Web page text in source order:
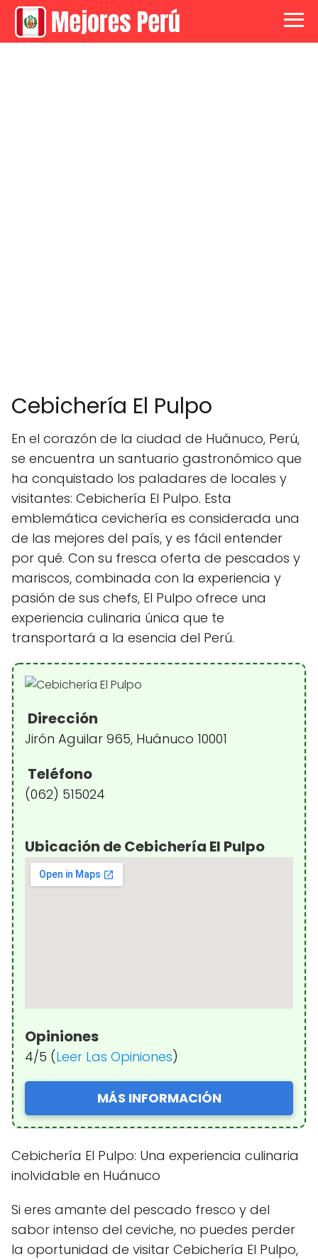
Cebichería El Pulpo
En el corazón de la ciudad de Huánuco, Perú,
se encuentra un santuario gastronómico que
ha conquistado los paladares de locales y
visitantes: Cebichería El Pulpo. Esta
emblemática cevichería es considerada una
de las mejores del país, y es fácil entender
por qué. Con su fresca oferta de pescados y
mariscos, combinada con la experiencia y
pasión de sus chefs, El Pulpo ofrece una
experiencia culinaria única que te
transportará a la esencia del Perú.
Dirección
Jirón Aguilar 965, Huánuco 10001
Teléfono
(062) 515024
Ubicación de Cebichería El Pulpo
Opiniones
4/5 (Leer Las Opiniones)
MÁS INFORMACIÓN
Cebichería El Pulpo: Una experiencia culinaria
inolvidable en Huánuco
Si eres amante del pescado fresco y del
sabor intenso del ceviche, no puedes perder
la oportunidad de visitar Cebichería El Pulpo,